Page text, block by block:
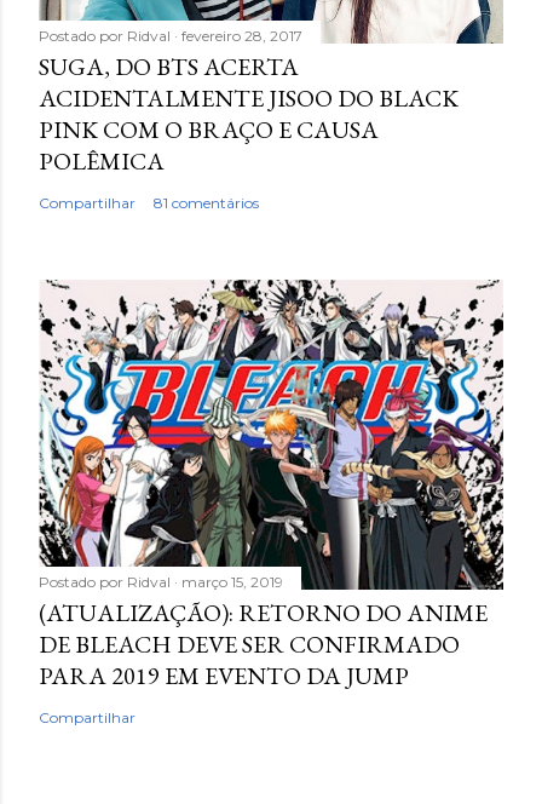
Postado por Ridval fevereiro 28, 2017
SUGA, DO BTS ACERTA
ACIDENTALMENTE JISOO DO BLACK
PINK COM O BRAÇO E CAUSA
POLÊMICA
Compartilhar 81 comentários
Postado por Ridval março 15, 2019
(ATUALIZAÇÃO): RETORNO DO ANIME
DE BLEACH DEVE SER CONFIRMADO
PARA 2019 EM EVENTO DA JUMP
Compartilhar